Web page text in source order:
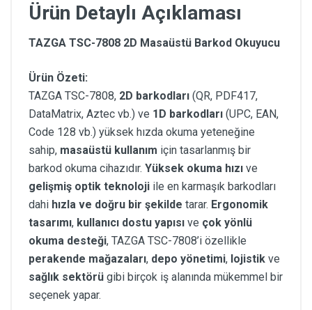
Ürün Detaylı Açıklaması
TAZGA TSC-7808 2D Masaüstü Barkod Okuyucu
Ürün Özeti:
TAZGA TSC-7808, 2D barkodları (QR, PDF417,
DataMatrix, Aztec vb.) ve 1D barkodları (UPC, EAN,
Code 128 vb.) yüksek hızda okuma yeteneğine
sahip, masaüstü kullanım için tasarlanmış bir
barkod okuma cihazıdır. Yüksek okuma hızı ve
gelişmiş optik teknoloji ile en karmaşık barkodları
dahi hızla ve doğru bir şekilde tarar. Ergonomik
tasarımı, kullanıcı dostu yapısı ve çok yönlü
okuma desteği, TAZGA TSC-7808’i özellikle
perakende mağazaları, depo yönetimi, lojistik ve
sağlık sektörü gibi birçok iş alanında mükemmel bir
seçenek yapar.